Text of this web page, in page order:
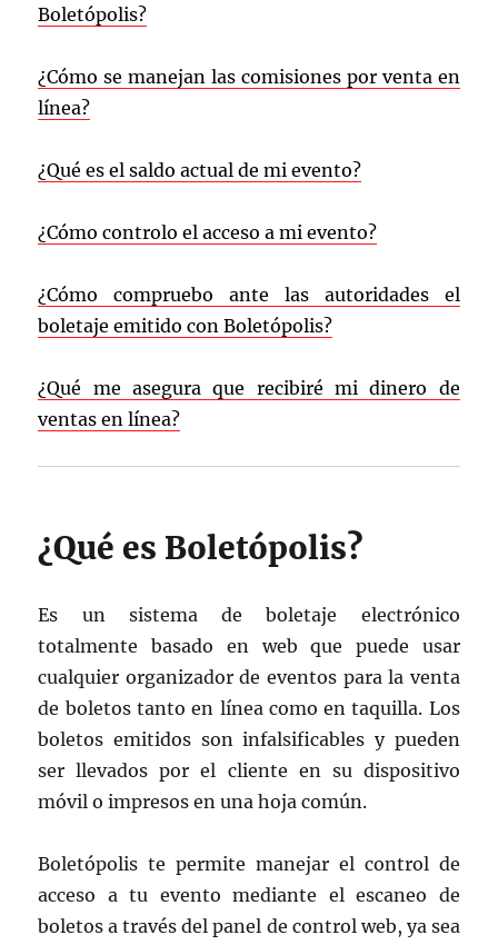
Boletópolis?
¿Cómo se manejan las comisiones por venta en
línea?
¿Qué es el saldo actual de mi evento?
¿Cómo controlo el acceso a mi evento?
¿Cómo compruebo ante las autoridades el
boletaje emitido con Boletópolis?
¿Qué me asegura que recibiré mi dinero de
ventas en línea?
¿Qué es Boletópolis?
Es un sistema de boletaje electrónico
totalmente basado en web que puede usar
cualquier organizador de eventos para la venta
de boletos tanto en línea como en taquilla. Los
boletos emitidos son infalsificables y pueden
ser llevados por el cliente en su dispositivo
móvil o impresos en una hoja común.
Boletópolis te permite manejar el control de
acceso a tu evento mediante el escaneo de
boletos a través del panel de control web, ya sea